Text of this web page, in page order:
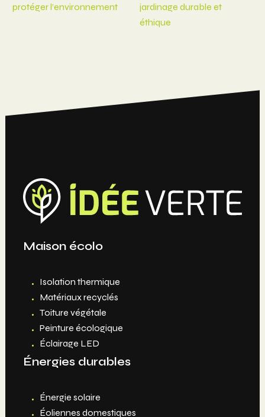
protéger l’environnement
jardinage durable et
éthique
Maison écolo
Isolation thermique
Matériaux recyclés
Toiture végétale
Peinture écologique
Éclairage LED
Énergies durables
Énergie solaire
Éoliennes domestiques